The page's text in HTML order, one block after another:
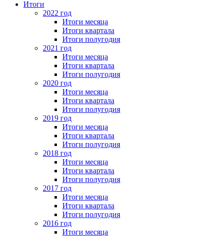
Итоги
2022 год
Итоги месяца
Итоги квартала
Итоги полугодия
2021 год
Итоги месяца
Итоги квартала
Итоги полугодия
2020 год
Итоги месяца
Итоги квартала
Итоги полугодия
2019 год
Итоги месяца
Итоги квартала
Итоги полугодия
2018 год
Итоги месяца
Итоги квартала
Итоги полугодия
2017 год
Итоги месяца
Итоги квартала
Итоги полугодия
2016 год
Итоги месяца